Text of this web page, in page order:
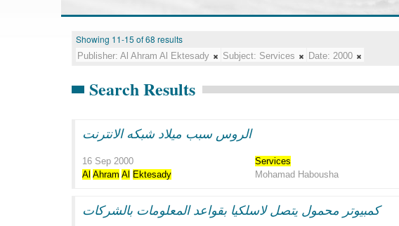
Showing 11-15 of 68 results
Publisher: Al Ahram Al Ektesady Subject: Services Date: 2000
Search Results
الروس سبب ميلاد شبكه الانترنت
16 Sep 2000
Services
Al Ahram Al Ektesady Mohamad Habousha
كمبيوتر محمول يتصل لاسلكيا بقواعد المعلومات بالشركات